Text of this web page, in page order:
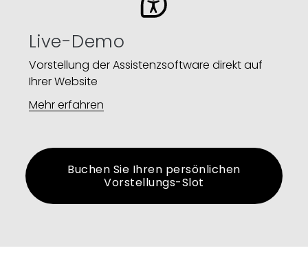
Live-Demo
Vorstellung der Assistenzsoftware direkt auf
Ihrer Website​
Mehr erfahren
Buchen Sie Ihren persönlichen
Vorstellungs-Slot